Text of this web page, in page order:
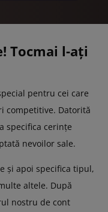
Tocmai l-ați
pentru cei care
competitive. Datorită
specifica cerințe
nevoilor sale.
și apoi specifica tipul,
altele. După
nostru de cont